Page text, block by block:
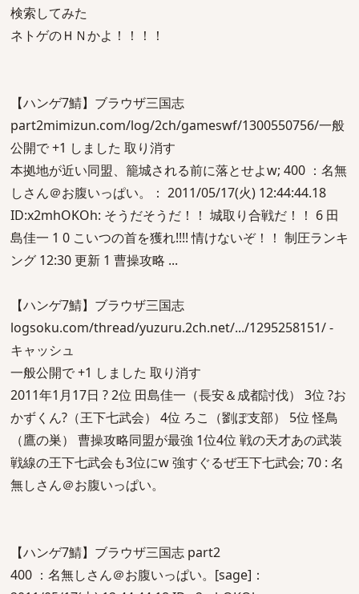
検索してみた
ネトゲのＨＮかよ！！！！
【ハンゲ7鯖】ブラウザ三国志
part2mimizun.com/log/2ch/gameswf/1300550756/一般
公開で +1 しました 取り消す
本拠地が近い同盟、籠城される前に落とせよw; 400 ：名無
しさん＠お腹いっぱい。： 2011/05/17(火) 12:44:44.18
ID:x2mhOKOh: そうだそうだ！！ 城取り合戦だ！！ 6 田
島佳一 1 0 こいつの首を獲れ!!!! 情けないぞ！！ 制圧ランキ
ング 12:30 更新 1 曹操攻略 ...
【ハンゲ7鯖】ブラウザ三国志
logsoku.com/thread/yuzuru.2ch.net/.../1295258151/ -
キャッシュ
一般公開で +1 しました 取り消す
2011年1月17日 ? 2位 田島佳一（長安＆成都討伐） 3位 ?お
かずくん?（王下七武会） 4位 ろこ（劉ぽ支部） 5位 怪鳥
（鷹の巣） 曹操攻略同盟が最強 1位4位 戦の天才あの武装
戦線の王下七武会も3位にw 強すぐるぜ王下七武会; 70 : 名
無しさん＠お腹いっぱい。
【ハンゲ7鯖】ブラウザ三国志 part2
400 ：名無しさん＠お腹いっぱい。[sage]：